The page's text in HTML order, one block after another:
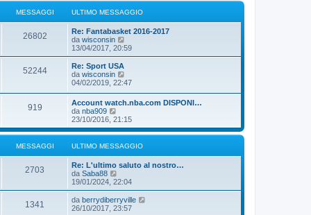
g
g
i
o
s
s
a
g
g
i
o
u
i
o
m
s
a
g
i
o
MESSAGGI ULTIMO MESSAGGIO
26802
Re: Fantabasket 2016-2017
da wisconsin
e
d
l
i
m
m
e
s
s
a
g
i
o
13/04/2017, 20:59
52244
Re: Sport USA
da wisconsin
e
u
l
t
i
o
m
e
s
a
g
g
04/02/2019, 22:47
919
Account watch.nba.com DISPONI…
da nba909
e
d
i
u
o
m
e
s
23/10/2016, 21:15
MESSAGGI ULTIMO MESSAGGIO
2703
Re: L'ultimo saluto al nostro…
da Saba88
e
d
i
u
19/01/2024, 22:04
1341 da berrydiberryville
26/10/2017, 23:57